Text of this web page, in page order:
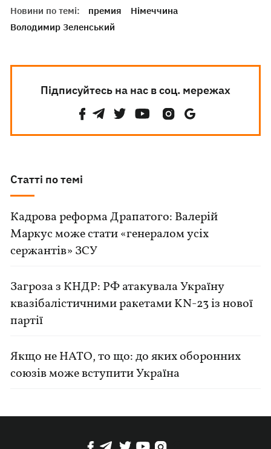
Новини по темі: премия
Німеччина
Володимир Зеленський
Підписуйтесь на нас в соц. мережах
Статті по темі
Кадрова реформа Драпатого: Валерій
Маркус може стати «генералом усіх
сержантів» ЗСУ
Загроза з КНДР: РФ атакувала Україну
квазібалістичними ракетами KN-23 із нової
партії
Якщо не НАТО, то що: до яких оборонних
союзів може вступити Україна